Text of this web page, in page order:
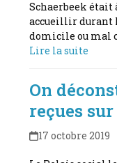
Schaerbeek était
accueillir durant
domicile ou mal
Lire la suite
On
reçues sur
17 octobre 2019